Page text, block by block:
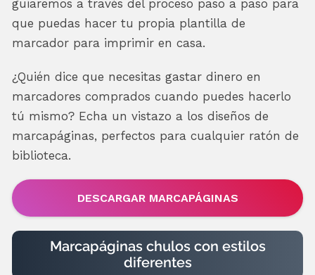
guiaremos a través del proceso paso a paso para
que puedas hacer tu propia plantilla de
marcador para imprimir en casa.
¿Quién dice que necesitas gastar dinero en
marcadores comprados cuando puedes hacerlo
tú mismo? Echa un vistazo a los diseños de
marcapáginas, perfectos para cualquier ratón de
biblioteca.
DESCARGAR MARCAPÁGINAS
Marcapáginas chulos con estilos
diferentes